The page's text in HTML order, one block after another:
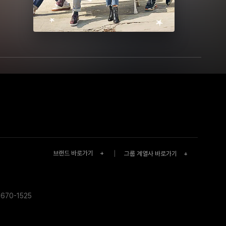
브랜드 바로가기 + 그룹 계열사 바로가기 +
1525